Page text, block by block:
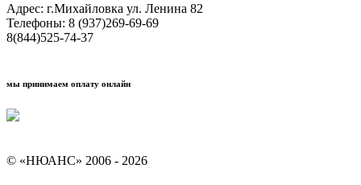
Адрес: г.Михайловка ул. Ленина 82
Телефоны: 8 (937)269-69-69
8(844)525-74-37
мы принимаем оплату онлайн
© «НЮАНС» 2006 - 2026